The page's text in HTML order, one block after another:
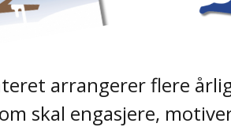
arrangerer flere
skal engasjere,